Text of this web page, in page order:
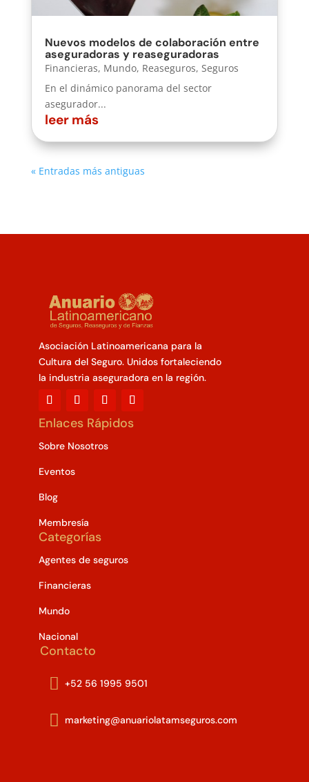
Nuevos modelos de colaboración entre
aseguradoras y reaseguradoras
Financieras, Mundo, Reaseguros, Seguros
En el dinámico panorama del sector
asegurador...
leer más
« Entradas más antiguas
Asociación Latinoamericana para la
Cultura del Seguro. Unidos fortaleciendo
la industria aseguradora en la región.
Enlaces Rápidos
Sobre Nosotros
Eventos
Blog
Membresía
Categorías
Agentes de seguros
Financieras
Mundo
Nacional
Contacto
 +52 56 1995 9501
 marketing@anuariolatamseguros.com